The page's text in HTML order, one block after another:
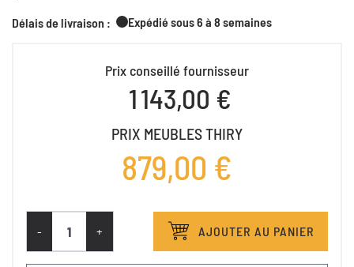
Délais de livraison : Expédié sous 6 à 8 semaines
Prix conseillé fournisseur
1 143,00 €
PRIX MEUBLES THIRY
879,00 €
- + AJOUTER AU PANIER